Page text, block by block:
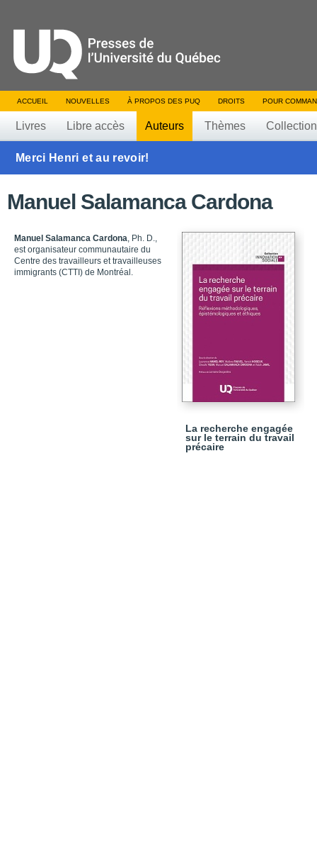
ACCUEIL NOUVELLES À PROPOS DES PUQ DROITS POUR
Livres Libre accès Auteurs Thèmes
Merci Henri et au revoir!
Manuel Salamanca Cardona
Manuel Salamanca Cardona, Ph. D.,
est organisateur communautaire du
Centre des travailleurs et travailleuses
immigrants (CTTI) de Montréal.
La recherche engagée
sur le terrain du travail
précaire